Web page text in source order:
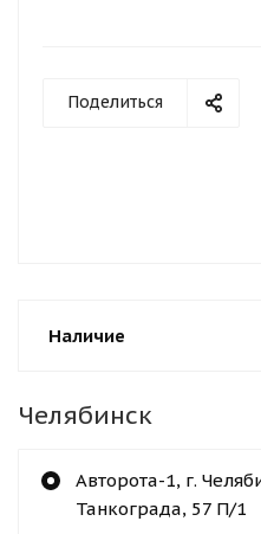
Поделиться
Наличие
Челябинск
Авторота-1, г.
Танкограда, 57 П/1